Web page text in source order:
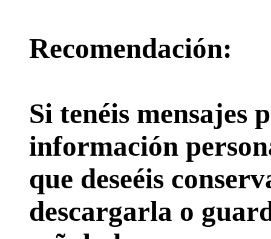
Recomendación:
Si tenéis mensajes
información
que deseéis
descargarla o